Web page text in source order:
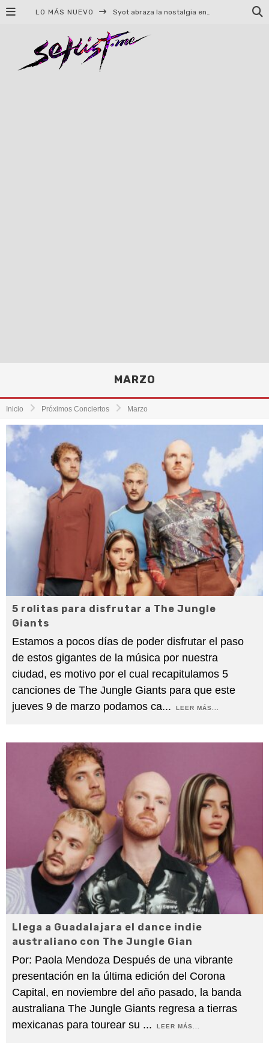
LO MÁS NUEVO Syot abraza la nostalgia en «Blame», el primer adelanto de su EP debut
MARZO
Inicio Próximos Conciertos Marzo
5 rolitas para disfrutar a The Jungle
Giants
Estamos a pocos días de poder disfrutar el paso
de estos gigantes de la música por nuestra
ciudad, es motivo por el cual recapitulamos 5
canciones de The Jungle Giants para que este
jueves 9 de marzo podamos ca... LEER MÁS...
Llega a Guadalajara el dance indie
australiano con The Jungle Gian
Por: Paola Mendoza Después de una vibrante
presentación en la última edición del Corona
Capital, en noviembre del año pasado, la banda
australiana The Jungle Giants regresa a tierras
mexicanas para tourear su ... LEER MÁS...